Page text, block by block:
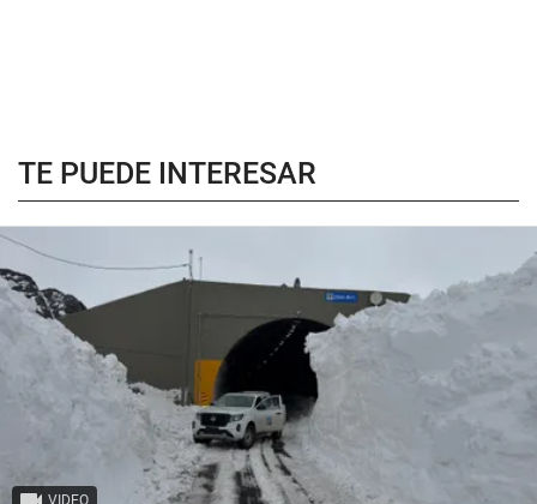
TE PUEDE INTERESAR
VIDEO